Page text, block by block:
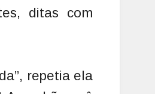
ditas com
repetia ela